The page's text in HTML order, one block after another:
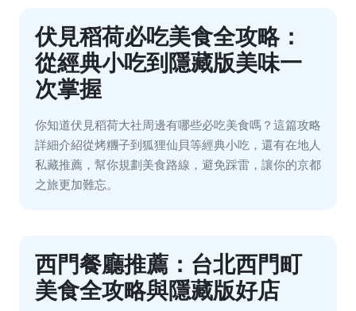
伏見稻荷必吃美食全攻略：
從經典小吃到隱藏版美味一
次掌握
你知道伏見稻荷大社周邊有哪些必吃美食嗎？這篇攻略
詳細介紹從烤糰子到狐狸仙貝等經典小吃，還有在地人
私藏推薦，幫你規劃美食路線，避免踩雷，讓你的京都
之旅更加難忘。
西門餐廳推薦：台北西門町
美食全攻略與隱藏版好店